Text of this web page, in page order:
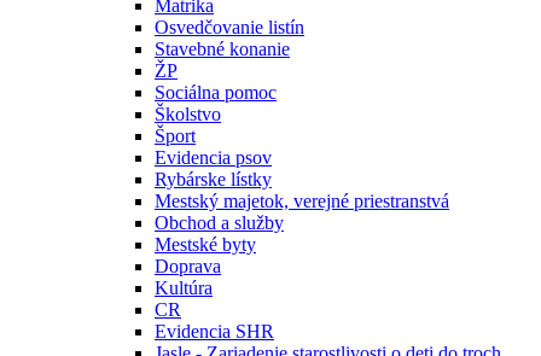
Matrika
Osvedčovanie listín
Stavebné konanie
ŽP
Sociálna pomoc
Školstvo
Šport
Evidencia psov
Rybárske lístky
Mestský majetok, verejné priestranstvá
Obchod a služby
Mestské byty
Doprava
Kultúra
CR
Evidencia SHR